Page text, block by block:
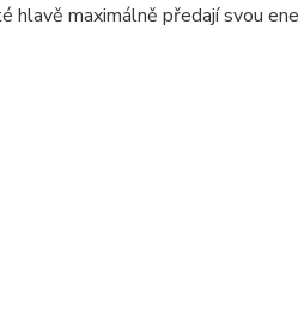
maximálně předají svou